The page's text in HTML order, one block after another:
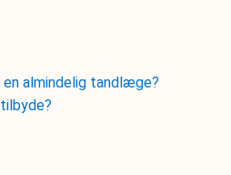
almindelig tandlæge?